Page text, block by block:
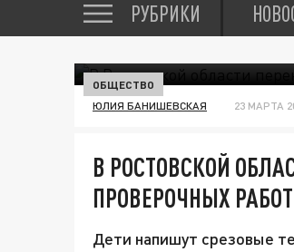
РУБРИКИ
ОБЩЕСТВО
ЮЛИЯ БАНИШЕВСКАЯ 23 МАРТА
В РОСТОВСКОЙ
ПРОВЕРОЧНЫХ
Дети напишут срезовые